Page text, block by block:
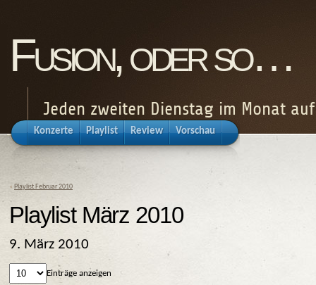
Fusion, oder so…
Jeden zweiten Dienstag im Monat auf
Konzerte Playlist Review Vorschau
« Playlist Februar 2010
Playlist März 2010
9. März 2010
Einträge anzeigen